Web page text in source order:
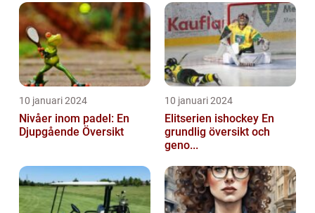
10 januari 2024
Nivåer inom padel: En
Djupgående Översikt
10 januari 2024
Elitserien ishockey En
grundlig översikt och
geno...